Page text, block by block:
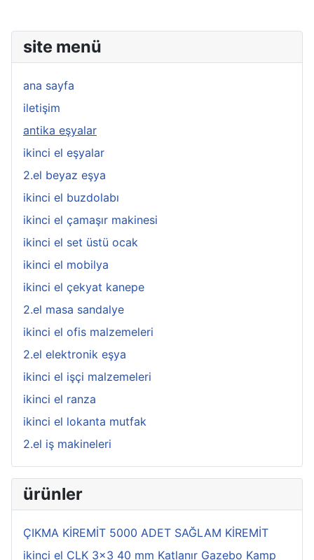
site menü
ana sayfa
iletişim
antika eşyalar
ikinci el eşyalar
2.el beyaz eşya
ikinci el buzdolabı
ikinci el çamaşır makinesi
ikinci el set üstü ocak
ikinci el mobilya
ikinci el çekyat kanepe
2.el masa sandalye
ikinci el ofis malzemeleri
2.el elektronik eşya
ikinci el işçi malzemeleri
ikinci el ranza
ikinci el lokanta mutfak
2.el iş makineleri
ürünler
ÇIKMA KİREMİT 5000 ADET SAĞLAM KİREMİT
ikinci el CLK 3x3 40 mm Katlanır Gazebo Kamp